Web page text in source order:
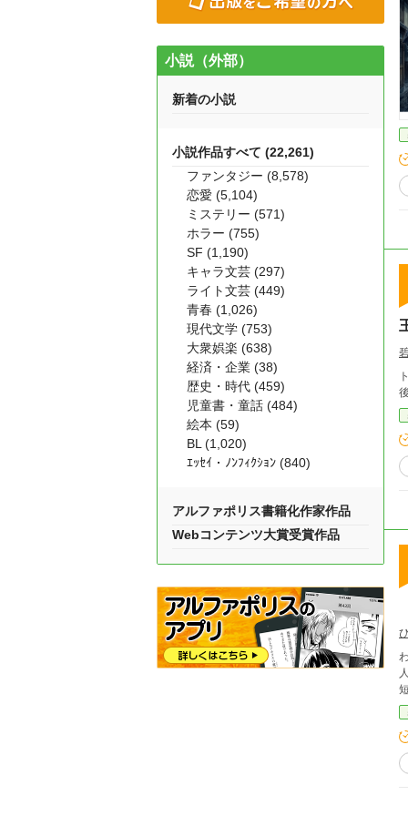
わ
小説（外部）
新着の小説
小説作品すべて (22,261)
ファンタジー (8,578)
恋愛 (5,104)
ミステリー (571)
ホラー (755)
SF (1,190)
キャラ文芸 (297)
ライト文芸 (449)
青春 (1,026)
現代文学 (753)
大衆娯楽 (638)
経済・企業 (38)
歴史・時代 (459)
児童書・童話 (484)
絵本 (59)
BL (1,020)
ｴｯｾｲ・ﾉﾝﾌｨｸｼｮﾝ (840)
アルファポリス書籍化作家作品
Webコンテンツ大賞受賞作品